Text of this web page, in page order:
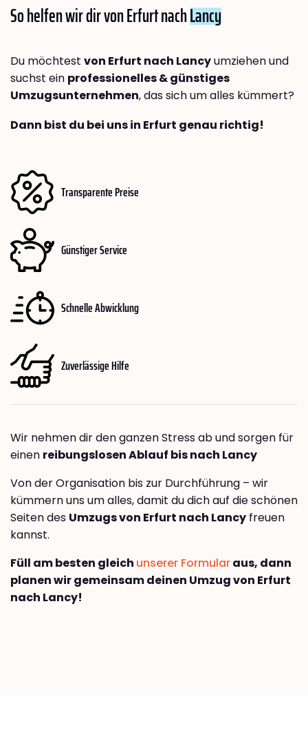
So helfen wir dir von Erfurt nachLancy
Du möchtest von Erfurt nach Lancyumziehen und
suchst ein professionelles & günstiges
Umzugsunternehmen, das sich um alles kümmert?
Dann bist du bei uns in Erfurt genau richtig!
Transparente Preise
Günstiger Service
Schnelle Abwicklung
Zuverlässige Hilfe
Wir nehmen dir den ganzen Stress ab und sorgen für
einen reibungslosen Ablauf bis nach Lancy
Von der Organisation bis zur Durchführung – wir
kümmern uns um alles, damit du dich auf die schönen
Seiten des Umzugs von Erfurt nach Lancy freuen
kannst.
Füll am besten gleich unserer Formularaus, dann
planen wir gemeinsam deinen Umzug von Erfurt
nach Lancy!